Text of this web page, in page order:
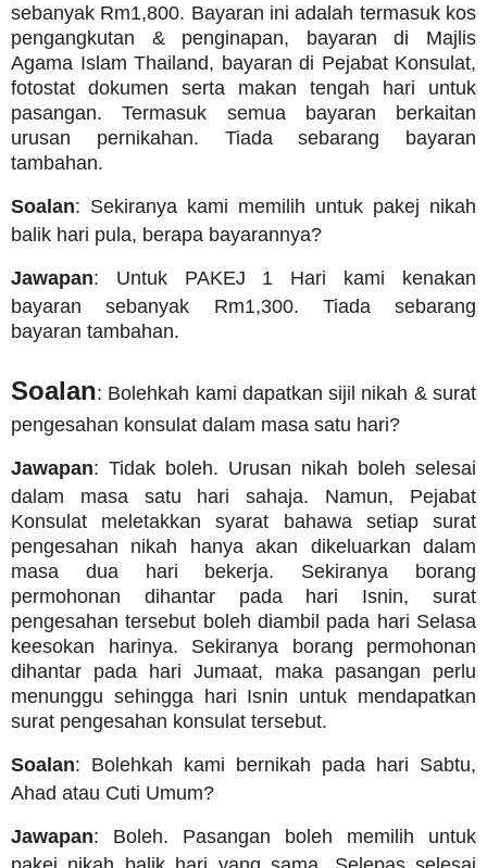
sebanyak Rm1,800. Bayaran ini adalah termasuk kos
pengangkutan & penginapan, bayaran di Majlis
Agama Islam Thailand, bayaran di Pejabat Konsulat,
fotostat dokumen serta makan tengah hari untuk
pasangan. Termasuk semua bayaran berkaitan
urusan pernikahan. Tiada sebarang bayaran
tambahan.
Soalan: Sekiranya kami memilih untuk pakej nikah
balik hari pula, berapa bayarannya?
Jawapan: Untuk PAKEJ 1 Hari kami kenakan
bayaran sebanyak Rm1,300. Tiada sebarang
bayaran tambahan.
Soalan: Bolehkah kami dapatkan sijil nikah & surat
pengesahan konsulat dalam masa satu hari?
Jawapan: Tidak boleh. Urusan nikah boleh selesai
dalam masa satu hari sahaja. Namun, Pejabat
Konsulat meletakkan syarat bahawa setiap surat
pengesahan nikah hanya akan dikeluarkan dalam
masa dua hari bekerja. Sekiranya borang
permohonan dihantar pada hari Isnin, surat
pengesahan tersebut boleh diambil pada hari Selasa
keesokan harinya. Sekiranya borang permohonan
dihantar pada hari Jumaat, maka pasangan perlu
menunggu sehingga hari Isnin untuk mendapatkan
surat pengesahan konsulat tersebut.
Soalan: Bolehkah kami bernikah pada hari Sabtu,
Ahad atau Cuti Umum?
Jawapan: Boleh. Pasangan boleh memilih untuk